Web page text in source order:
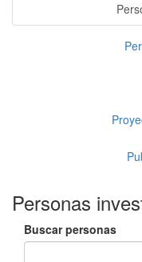
Personas
Buscar personas